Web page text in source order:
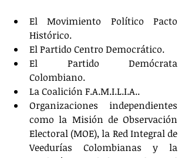
El Movimiento Político Pacto
Histórico.
El Partido Centro Democrático.
El Partido Demócrata
Colombiano.
La Coalición F.A.M.I.L.I.A..
Organizaciones independientes
como la Misión de Observación
Electoral (MOE), la Red Integral de
Veedurías Colombianas y la